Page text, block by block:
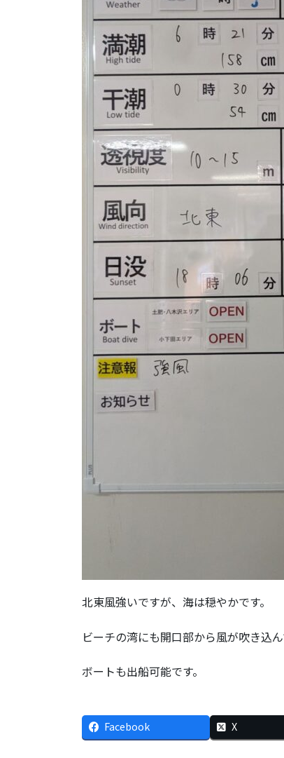
北東風強いですが、海は穏やかです。
ビーチの湾にも開口部から風が吹き込
ボートも出船可能です。
Facebook X